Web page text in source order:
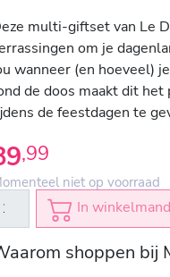
multi-giftset van Le
om je
wanneer (en hoeveel)
de doos maakt dit
de feestdagen te
,99
niet op voorraad
In winkelmand
shoppen bij